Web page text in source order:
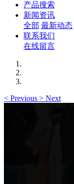
产品搜索
新闻资讯
全部 最新动态
联系我们
在线留言
< Previous > Next